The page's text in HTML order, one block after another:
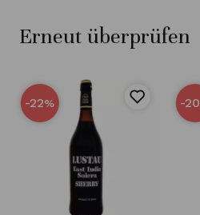
Erneut überprüfen
-22% -20